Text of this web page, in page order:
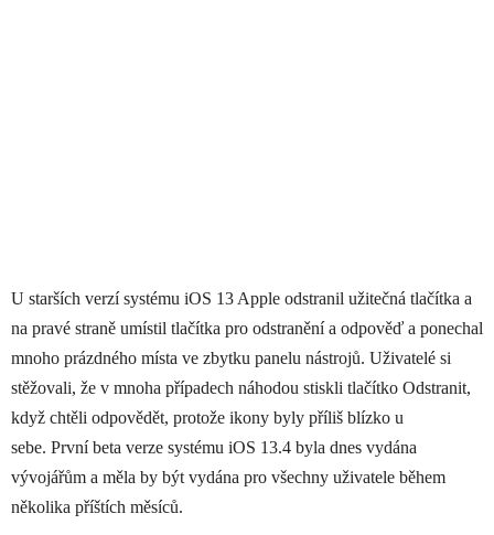
U starších verzí systému iOS 13 Apple odstranil užitečná tlačítka a
na pravé straně umístil tlačítka pro odstranění a odpověď a ponechal
mnoho prázdného místa ve zbytku panelu nástrojů. Uživatelé si
stěžovali, že v mnoha případech náhodou stiskli tlačítko Odstranit,
když chtěli odpovědět, protože ikony byly příliš blízko u
sebe. První beta verze systému iOS 13.4 byla dnes vydána
vývojářům a měla by být vydána pro všechny uživatele během
několika příštích měsíců.